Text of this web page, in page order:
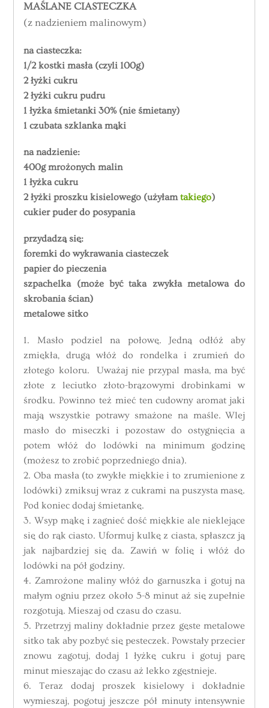
MAŚLANE CIASTECZKA
(z nadzieniem malinowym)
na ciasteczka:
1/2 kostki masła (czyli 100g)
2 łyżki cukru
2 łyżki cukru pudru
1 łyżka śmietanki 30% (nie śmietany)
1 czubata szklanka mąki
na nadzienie:
400g mrożonych malin
1 łyżka cukru
2 łyżki proszku kisielowego (użyłamtakiego)
cukier puder do posypania
przydadzą się:
foremki do wykrawania ciasteczek
papier do pieczenia
szpachelka (może być taka zwykła metalowa do
skrobania ścian)
metalowe sitko
1. Masło podziel na połowę. Jedną odłóż aby
zmiękła, drugą włóż do rondelka i zrumień do
złotego koloru. Uważaj nie przypal masła, ma być
złote z leciutko złoto-brązowymi drobinkami w
środku. Powinno też mieć ten cudowny aromat jaki
mają wszystkie potrawy smażone na maśle. Wlej
masło do miseczki i pozostaw do ostygnięcia a
potem włóż do lodówki na minimum godzinę
(możesz to zrobić poprzedniego dnia).
2. Oba masła (to zwykłe miękkie i to zrumienione z
lodówki) zmiksuj wraz z cukrami na puszysta masę.
Pod koniec dodaj śmietankę.
3. Wsyp mąkę i zagnieć dość miękkie ale nieklejące
się do rąk ciasto. Uformuj kulkę z ciasta, spłaszcz ją
jak najbardziej się da. Zawiń w folię i włóż do
lodówki na pół godziny.
4. Zamrożone maliny włóż do garnuszka i gotuj na
małym ogniu przez około 5-8 minut aż się zupełnie
rozgotują. Mieszaj od czasu do czasu.
5. Przetrzyj maliny dokładnie przez gęste metalowe
sitko tak aby pozbyć się pesteczek. Powstały przecier
znowu zagotuj, dodaj 1 łyżkę cukru i gotuj parę
minut mieszając do czasu aż lekko zgęstnieje.
6. Teraz dodaj proszek kisielowy i dokładnie
wymieszaj, pogotuj jeszcze pół minuty intensywnie